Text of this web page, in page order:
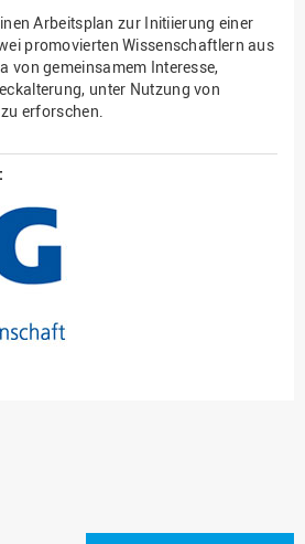
Arbeitsplan zur Initiierung einer
promovierten Wissenschaftlern aus
von gemeinsamem Interesse,
unter Nutzung von
erforschen.